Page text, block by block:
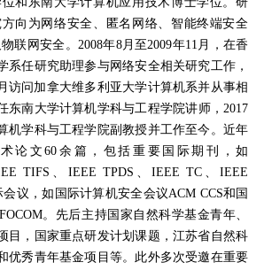
方向为网络安全、匿名网络、智能终端安全
联网安全。 2008年8月至2009年11 月，在香
系任研究助理参与网络安全相关研究工作，
访问加拿大维多利亚大学计算机系并从事相
东南大学计算机学科与工程学院讲师， 2017
机学科与工程学院副教授并工作至今。近年
论文60 余篇，包括重要国际期刊，如
TIFS IEEE TPDS IEEE TC、IEEE
议，如国际计算机安全会议ACM CCS和国
。先后主持国家自然科学基金青年、
目，国家重点研发计划课题，江苏省自然科
优秀青年基金项目等。此外多次受邀在重要